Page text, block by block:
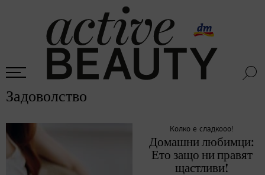
Задоволство
Колко е сладкооо!
Домашни любимци:
Ето защо ни правят
щастливи!